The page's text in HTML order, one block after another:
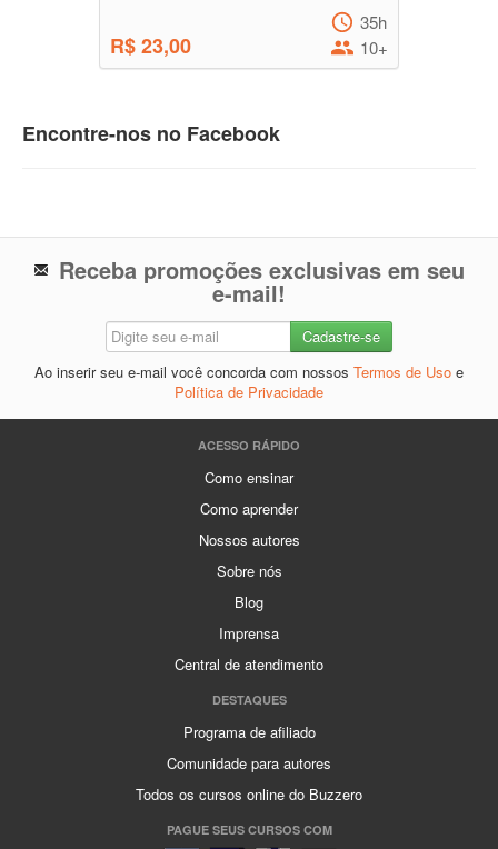
R$ 23,00
35h
10+
Encontre-nos no Facebook
Receba promoções exclusivas em seu
e-mail!
Ao inserir seu e-mail você concorda com nossos Termos de Uso e
Política de Privacidade
ACESSO RÁPIDO
Como ensinar
Como aprender
Nossos autores
Sobre nós
Blog
Imprensa
Central de atendimento
DESTAQUES
Programa de afiliado
Comunidade para autores
Todos os cursos online do Buzzero
PAGUE SEUS CURSOS COM